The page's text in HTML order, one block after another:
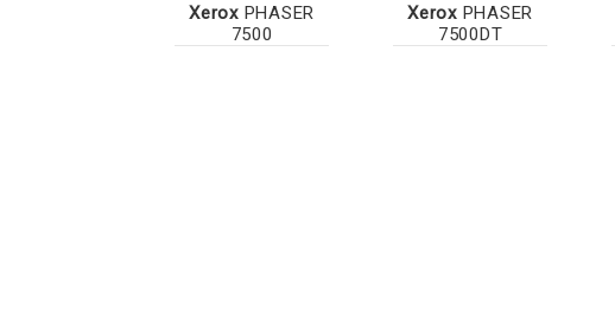
XeroxPHASER
7500
XeroxPHASER
7500DT